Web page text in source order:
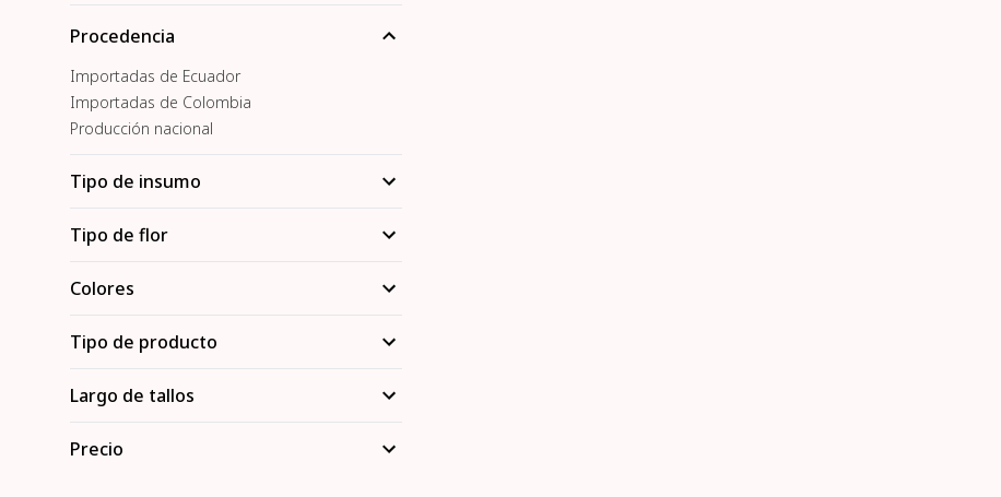
Procedencia
Importadas de Ecuador
Importadas de Colombia
Producción nacional
Tipo de insumo
Tipo de flor
Colores
Tipo de producto
Largo de tallos
Precio